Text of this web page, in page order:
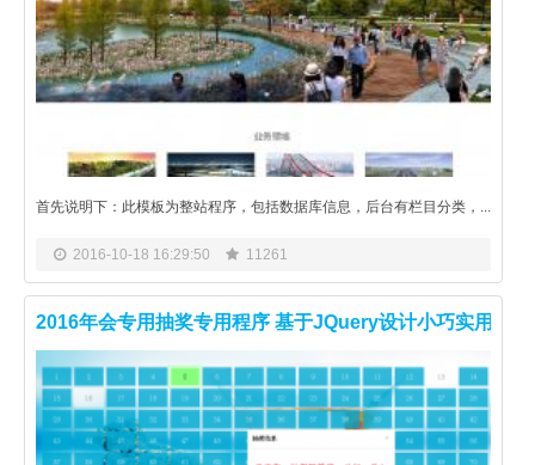
首先说明下：此模板为整站程序，包括数据库信息，后台有栏目分类，...
2016-10-18 16:29:50 11261
2016年会专用抽奖专用程序 基于JQuery设计小巧实用 企